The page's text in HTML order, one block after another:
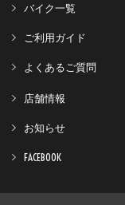
バイク一覧
ご利用ガイド
よくあるご質問
店舗情報
お知らせ
FACEBOOK